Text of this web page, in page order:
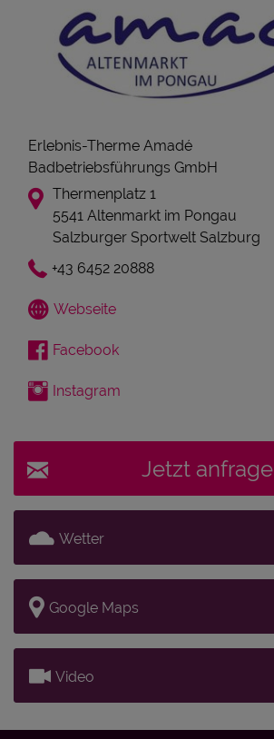
Erlebnis-Therme Amadé
Badbetriebsführungs GmbH
Thermenplatz 1
5541 Altenmarkt im Pongau
Salzburger Sportwelt Salzburg
+43 6452 20888
Webseite
Facebook
Instagram
Jetzt
Wetter
Google Maps
Video